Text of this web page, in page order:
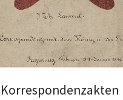
Korrespondenzakten